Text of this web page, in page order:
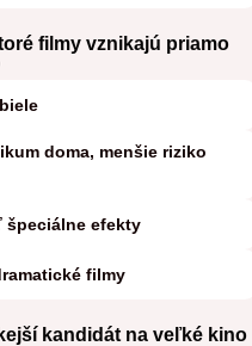
filmy vznikajú priamo
doma, menšie riziko
špeciálne efekty
filmy
kandidát na veľké kino